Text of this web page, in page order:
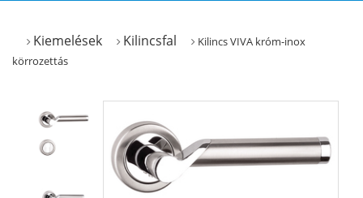
Kiemelések Kilincsfal
Kilincs VIVA króm-inox
körrozettás